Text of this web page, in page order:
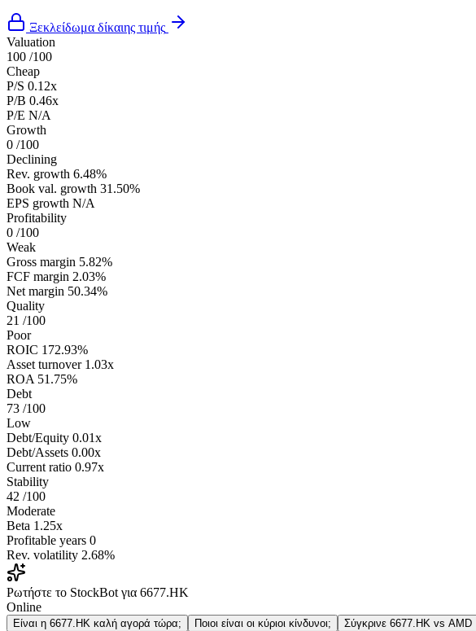
Ξεκλείδωμα δίκαιης τιμής
Valuation
100 /100
Cheap
P/S 0.12x
P/B 0.46x
P/E N/A
Growth
0 /100
Declining
Rev. growth 6.48%
Book val. growth 31.50%
EPS growth N/A
Profitability
0 /100
Weak
Gross margin 5.82%
FCF margin 2.03%
Net margin 50.34%
Quality
21 /100
Poor
ROIC 172.93%
Asset turnover 1.03x
ROA 51.75%
Debt
73 /100
Low
Debt/Equity 0.01x
Debt/Assets 0.00x
Current ratio 0.97x
Stability
42 /100
Moderate
Beta 1.25x
Profitable years 0
Rev. volatility 2.68%
Ρωτήστε το StockBot για 6677.HK
Online
Είναι η 6677.HK καλή αγορά τώρα; Ποιοι είναι οι κύριοι κίνδυνοι; Σύγκρινε 6677.HK vs AMD